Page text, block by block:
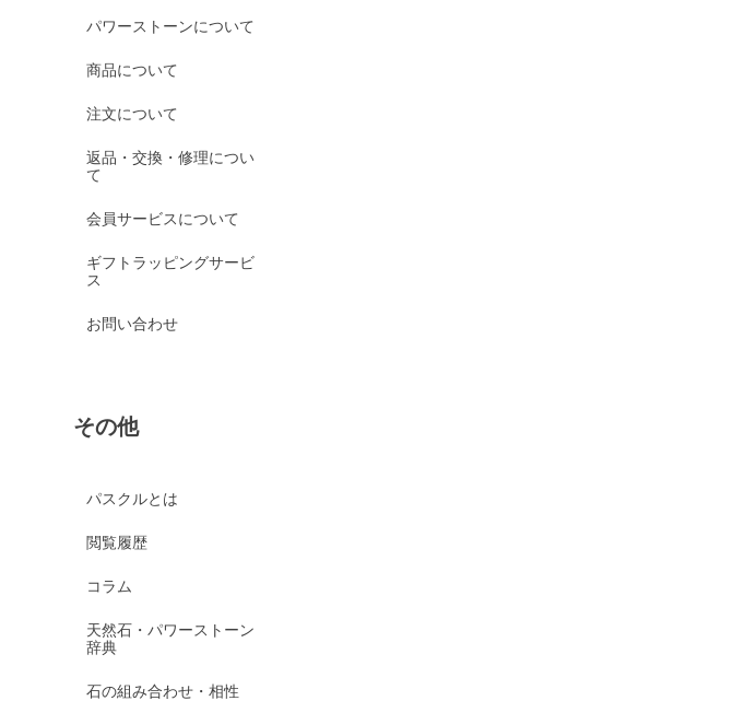
パワーストーンについて
商品について
注文について
返品・交換・修理につい
て
会員サービスについて
ギフトラッピングサービ
ス
お問い合わせ
その他
パスクルとは
閲覧履歴
コラム
天然石・パワーストーン
辞典
石の組み合わせ・相性